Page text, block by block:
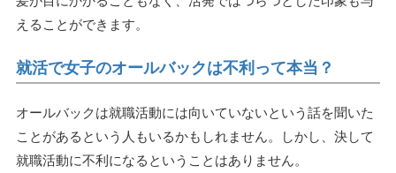
えることができます。
就活で女子のオールバックは不利って本当？
オールバックは就職活動には向いていないという話を聞いた
ことがあるという人もいるかもしれません。しかし、決して
就職活動に不利になるということはありません。